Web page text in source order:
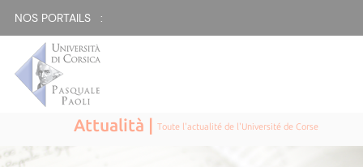
NOS PORTAILS :
Attualità |Toute l'actualité de l'Université de Corse